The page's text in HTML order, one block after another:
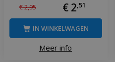
€2,95 € 2,51
Meer info
IN WINKELWAGEN